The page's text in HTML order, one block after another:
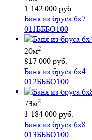
1 142 000 руб.
Баня из бруса 6х7
011БББО100
20м2
817 000 руб.
Баня из бруса 6х4
012БББО100
73м2
1 184 000 руб.
Баня из бруса 6х8
013БББО100